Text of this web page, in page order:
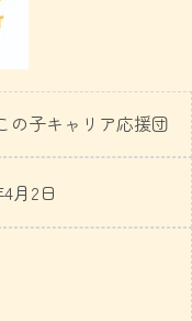
の子キャリア応援団
月2日